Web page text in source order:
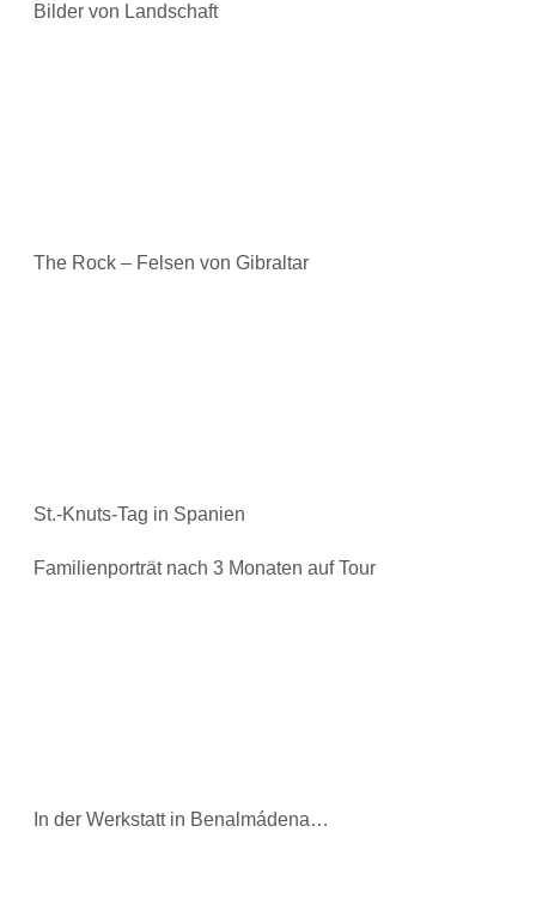
Bilder von Landschaft
The Rock – Felsen von Gibraltar
St.-Knuts-Tag in Spanien
Familienporträt nach 3 Monaten auf Tour
In der Werkstatt in Benalmádena…